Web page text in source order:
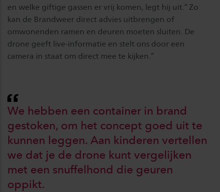
en welke giftige gassen er vrij komen, legt hij uit.“ Zo
kan de Brandweer direct advies uitbrengen of
omwonenden ramen en deuren moeten sluiten. De
drone geeft live-informatie en stelt ons door een
camera in staat om direct mee te kijken.”
We hebben een container in brand
gestoken, om het concept goed uit te
kunnen leggen. Aan kinderen vertellen
we dat je de drone kunt vergelijken
met een snuffelhond die geuren
oppikt.